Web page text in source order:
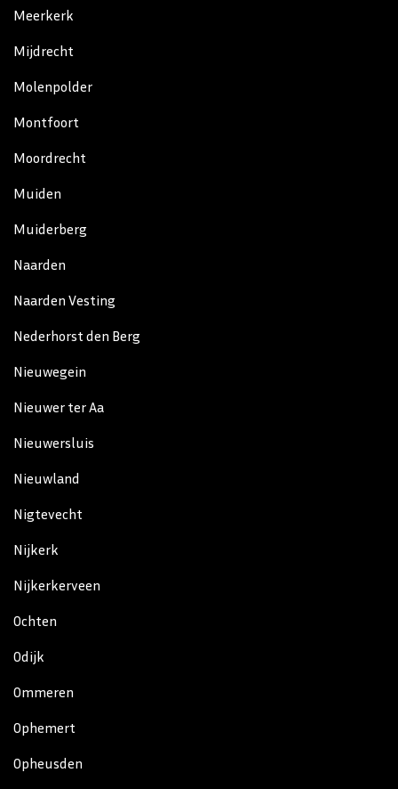
Meerkerk
Mijdrecht
Molenpolder
Montfoort
Moordrecht
Muiden
Muiderberg
Naarden
Naarden Vesting
Nederhorst den Berg
Nieuwegein
Nieuwer ter Aa
Nieuwersluis
Nieuwland
Nigtevecht
Nijkerk
Nijkerkerveen
Ochten
Odijk
Ommeren
Ophemert
Opheusden